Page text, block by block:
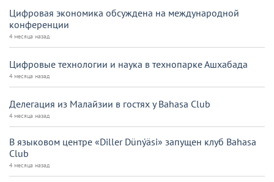
Цифровая экономика обсуждена на международной
конференции
4 месяца назад
Цифровые технологии и наука в технопарке Ашхабада
4 месяца назад
Делегация из Малайзии в гостях у Bahasa Club
4 месяца назад
В языковом центре «Diller Dünýäsi» запущен клуб Bahasa
Club
4 месяца назад